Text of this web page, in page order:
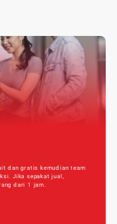
dan gratis kemudian team
Jika sepakat jual,
dari 1 jam.